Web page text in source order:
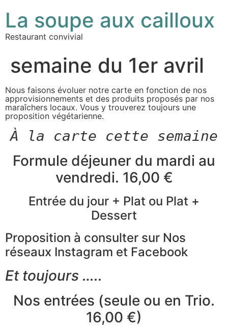
La soupe aux cailloux
Restaurant convivial
semaine du 1er avril
Nous faisons évoluer notre carte en fonction de nos
approvisionnements et des produits proposés par nos
maraîchers locaux. Vous y trouverez toujours une
proposition végétarienne.
À la carte cette semaine
Formule déjeuner du mardi au
vendredi. 16,00 €
Entrée du jour + Plat ou Plat +
Dessert
Proposition à consulter sur Nos
réseaux Instagram et Facebook
Et toujours …..
Nos entrées (seule ou en Trio.
16,00 €)